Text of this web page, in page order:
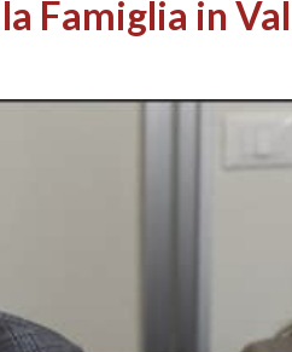
sul
e occupazione